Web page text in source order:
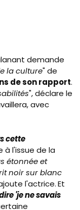
demande
la culture" de
de son rapport.
", déclare le
avec
cette
à l'issue de la
étonnée et
noir sur blanc
l'actrice.Et
'je ne savais